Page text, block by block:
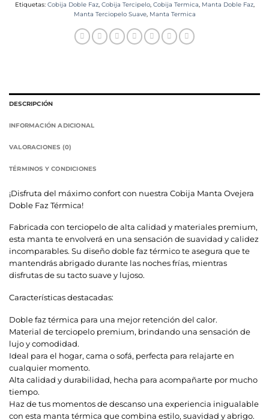
Etiquetas: Cobija Doble Faz, Cobija Tercipelo, Cobija Termica, Manta Doble Faz,
Manta Terciopelo Suave, Manta Termica
DESCRIPCIÓN
INFORMACIÓN ADICIONAL
VALORACIONES (0)
TÉRMINOS Y CONDICIONES
¡Disfruta del máximo confort con nuestra Cobija Manta Ovejera
Doble Faz Térmica!
Fabricada con terciopelo de alta calidad y materiales premium,
esta manta te envolverá en una sensación de suavidad y calidez
incomparables. Su diseño doble faz térmico te asegura que te
mantendrás abrigado durante las noches frías, mientras
disfrutas de su tacto suave y lujoso.
Características destacadas:
Doble faz térmica para una mejor retención del calor.
Material de terciopelo premium, brindando una sensación de
lujo y comodidad.
Ideal para el hogar, cama o sofá, perfecta para relajarte en
cualquier momento.
Alta calidad y durabilidad, hecha para acompañarte por mucho
tiempo.
Haz de tus momentos de descanso una experiencia inigualable
con esta manta térmica que combina estilo, suavidad y abrigo.